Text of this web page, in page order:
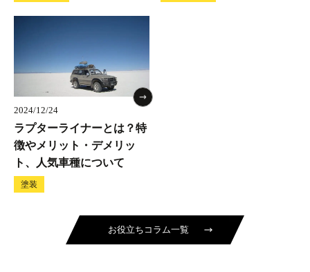
2024/12/24
ラプターライナーとは？特
徴やメリット・デメリッ
ト、人気車種について
塗装
お役立ちコラム一覧